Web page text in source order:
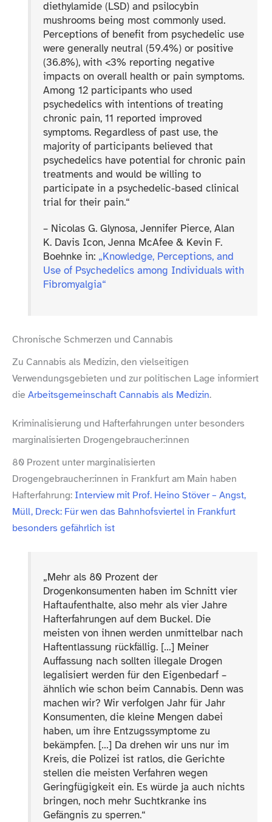
diethylamide (LSD) and psilocybin
mushrooms being most commonly used.
Perceptions of benefit from psychedelic use
were generally neutral (59.4%) or positive
(36.8%), with <3% reporting negative
impacts on overall health or pain symptoms.
Among 12 participants who used
psychedelics with intentions of treating
chronic pain, 11 reported improved
symptoms. Regardless of past use, the
majority of participants believed that
psychedelics have potential for chronic pain
treatments and would be willing to
participate in a psychedelic-​based clinical
trial for their pain.“
– Nicolas G. Glynosa, Jennifer Pierce, Alan
K. Davis Icon, Jenna McAfee & Kevin F.
Boehnke in: „Knowledge, Perceptions, and
Use of Psychedelics among Individuals with
Fibromyalgia“
Chronische Schmerzen und Cannabis
Zu Cannabis als Medizin, den vielseitigen
Verwendungsgebieten und zur politischen Lage informiert
die Arbeitsgemeinschaft Cannabis als Medizin.
Kriminalisierung und Hafterfahrungen unter besonders
marginalisierten Drogengebraucher:innen
80 Prozent unter marginalisierten
Drogengebraucher:innen in Frankfurt am Main haben
Hafterfahrung: Interview mit Prof. Heino Stöver – Angst,
Müll, Dreck: Für wen das Bahnhofsviertel in Frankfurt
besonders gefährlich ist
„Mehr als 80 Prozent der
Drogenkonsumenten haben im Schnitt vier
Haftaufenthalte, also mehr als vier Jahre
Hafterfahrungen auf dem Buckel. Die
meisten von ihnen werden unmittelbar nach
Haftentlassung rückfällig. […] Meiner
Auffassung nach sollten illegale Drogen
legalisiert werden für den Eigenbedarf –
ähnlich wie schon beim Cannabis. Denn was
machen wir? Wir verfolgen Jahr für Jahr
Konsumenten, die kleine Mengen dabei
haben, um ihre Entzugssymptome zu
bekämpfen. […] Da drehen wir uns nur im
Kreis, die Polizei ist ratlos, die Gerichte
stellen die meisten Verfahren wegen
Geringfügigkeit ein. Es würde ja auch nichts
bringen, noch mehr Suchtkranke ins
Gefängnis zu sperren.“